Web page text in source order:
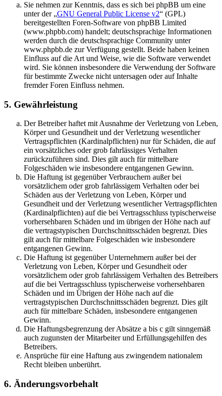
Sie nehmen zur Kenntnis, dass es sich bei phpBB um eine
unter der „GNU General Public License v2“ (GPL)
bereitgestellten Foren-Software von phpBB Limited
(www.phpbb.com) handelt; deutschsprachige Informationen
werden durch die deutschsprachige Community unter
www.phpbb.de zur Verfügung gestellt. Beide haben keinen
Einfluss auf die Art und Weise, wie die Software verwendet
wird. Sie können insbesondere die Verwendung der Software
für bestimmte Zwecke nicht untersagen oder auf Inhalte
fremder Foren Einfluss nehmen.
5. Gewährleistung
Der Betreiber haftet mit Ausnahme der Verletzung von Leben,
Körper und Gesundheit und der Verletzung wesentlicher
Vertragspflichten (Kardinalpflichten) nur für Schäden, die auf
ein vorsätzliches oder grob fahrlässiges Verhalten
zurückzuführen sind. Dies gilt auch für mittelbare
Folgeschäden wie insbesondere entgangenen Gewinn.
Die Haftung ist gegenüber Verbrauchern außer bei
vorsätzlichem oder grob fahrlässigem Verhalten oder bei
Schäden aus der Verletzung von Leben, Körper und
Gesundheit und der Verletzung wesentlicher Vertragspflichten
(Kardinalpflichten) auf die bei Vertragsschluss typischerweise
vorhersehbaren Schäden und im übrigen der Höhe nach auf
die vertragstypischen Durchschnittsschäden begrenzt. Dies
gilt auch für mittelbare Folgeschäden wie insbesondere
entgangenen Gewinn.
Die Haftung ist gegenüber Unternehmern außer bei der
Verletzung von Leben, Körper und Gesundheit oder
vorsätzlichem oder grob fahrlässigem Verhalten des Betreibers
auf die bei Vertragsschluss typischerweise vorhersehbaren
Schäden und im Übrigen der Höhe nach auf die
vertragstypischen Durchschnittsschäden begrenzt. Dies gilt
auch für mittelbare Schäden, insbesondere entgangenen
Gewinn.
Die Haftungsbegrenzung der Absätze a bis c gilt sinngemäß
auch zugunsten der Mitarbeiter und Erfüllungsgehilfen des
Betreibers.
Ansprüche für eine Haftung aus zwingendem nationalem
Recht bleiben unberührt.
6. Änderungsvorbehalt